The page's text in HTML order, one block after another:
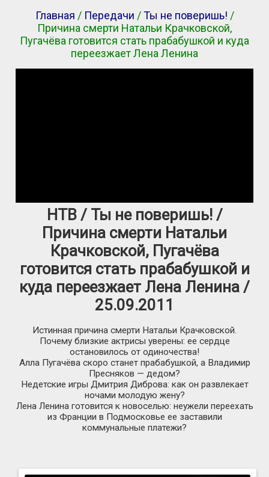
Главная / Передачи /Ты не поверишь! /
Причина смерти Натальи Крачковской,
Пугачёва готовится стать прабабушкой и куда
переезжает Лена Ленина
НТВ / Ты не поверишь! /
Причина смерти Натальи
Крачковской, Пугачёва
готовится стать прабабушкой и
куда переезжает Лена Ленина /
25.09.2011
Истинная причина смерти Натальи Крачковской.
Почему близкие актрисы уверены: ее сердце
остановилось от одиночества!
Алла Пугачёва скоро станет прабабушкой, а Владимир
Пресняков — дедом?
Недетские игры Дмитрия Диброва: как он развлекает
ночами молодую жену?
Лена Ленина готовится к новоселью: неужели переехать
из Франции в Подмосковье ее заставили
коммунальные платежи?